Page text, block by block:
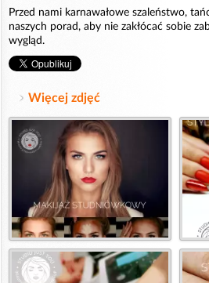
Przed nami karnawałowe szaleństwo,
naszych porad, aby nie zakłócać sobie
wygląd.
Więcej zdjęć